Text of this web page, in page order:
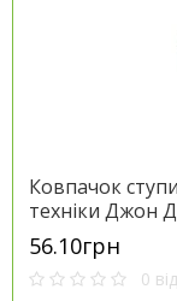
Ковпачок
техніки Джон
56.10грн
0